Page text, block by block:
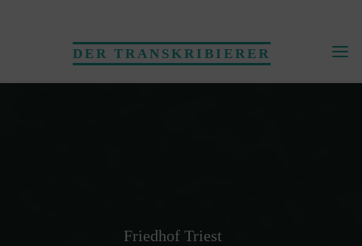
DER TRANSKRIBIERER
Friedhof Triest